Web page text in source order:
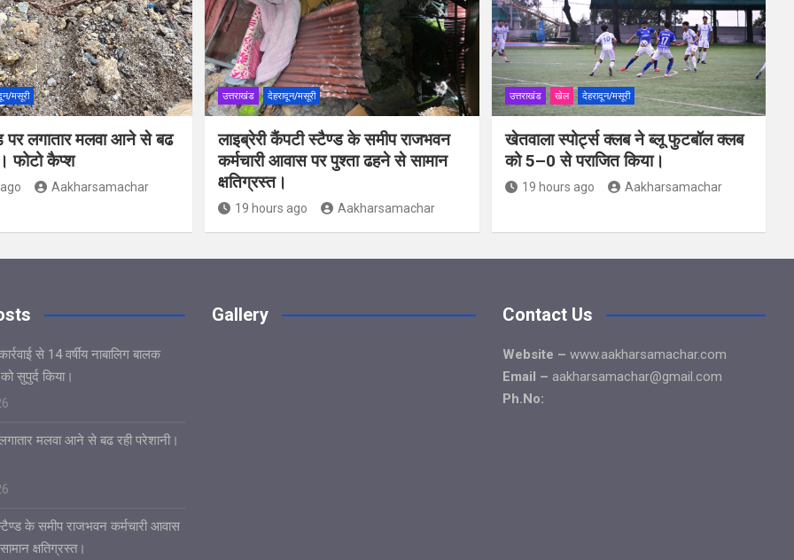
मसूरी
पर लगातार मलवा आने से बढ
फोटो कैप्श
Aakharsamachar
उत्तराखंड देहरादून/मसूरी
लाइब्रेरी कैंपटी स्टैण्ड के समीप राजभवन
कर्मचारी आवास पर पुश्ता ढहने से सामान
क्षतिग्रस्त।
19 hours ago Aakharsamachar
उत्तराखंड खेल देहरादून/मसूरी
खेतवाला स्पोर्ट्स क्लब ने ब्लू फुटबॉल क्लब
को 5–0 से पराजित किया।
19 hours ago Aakharsamachar
से 14 वर्षीय नाबालिग बालक
सुपुर्द किया।
मलवा आने से बढ रही परेशानी।
के समीप राजभवन कर्मचारी आवास
क्षतिग्रस्त।
Gallery Contact Us
Website – www.aakharsamachar.com
Email – aakharsamachar@gmail.com
Ph.No: